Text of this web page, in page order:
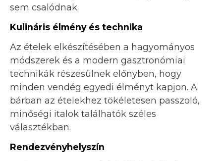
sem csalódnak.
Kulináris élmény és technika
Az ételek elkészítésében a hagyományos
módszerek és a modern gasztronómiai
technikák részesülnek előnyben, hogy
minden vendég egyedi élményt kapjon. A
bárban az ételekhez tökéletesen passzoló,
minőségi italok találhatók széles
választékban.
Rendezvényhelyszín